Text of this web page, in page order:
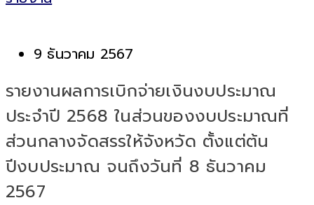
9 ธันวาคม 2567
รายงานผลการเบิกจ่ายเงินงบประมาณ
ประจำปี 2568 ในส่วนของงบประมาณที่
ส่วนกลางจัดสรรให้จังหวัด ตั้งแต่ต้น
ปีงบประมาณ จนถึงวันที่ 8 ธันวาคม
2567